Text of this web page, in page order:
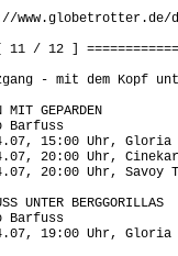
/ 12 ]
- mit dem Kopf
MIT GEPARDEN
Barfuss
15:00 Uhr, Gloria
20:00 Uhr,
20:00 Uhr, Savoy
UNTER BERGGORILLAS
Barfuss
19:00 Uhr, Gloria